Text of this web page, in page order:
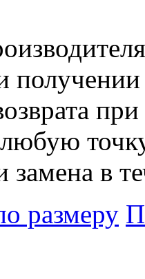
получении
любую
замена в
размеру